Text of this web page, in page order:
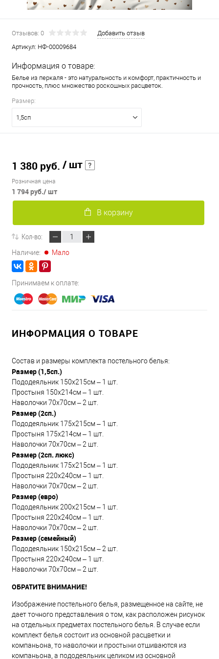
Отзывов: 0
Добавить отзыв
Артикул: НФ-00009684
Информация о товаре:
Белье из перкаля - это натуральность и комфорт, практичность и
прочность, плюс множество роскошных расцветок.
Размер:
1,5сп
1 380 руб. / шт
Розничная цена
1 794 руб./ шт
В корзину
Кол-во:
Наличие: Мало
Принимаем к оплате:
ИНФОРМАЦИЯ О ТОВАРЕ
Состав и размеры комплекта постельного белья:
Размер (1,5сп.)
Пододеяльник 150х215см – 1 шт.
Простыня 150х214см – 1 шт.
Наволочки 70х70см – 2 шт.
Размер (2сп.)
Пододеяльник 175х215см – 1 шт.
Простыня 175х214см – 1 шт.
Наволочки 70х70см – 2 шт.
Размер (2сп. люкс)
Пододеяльник 175х215см – 1 шт.
Простыня 220х240см – 1 шт.
Наволочки 70х70см – 2 шт.
Размер (евро)
Пододеяльник 200х215см – 1 шт.
Простыня 220х240см – 1 шт.
Наволочки 70х70см – 2 шт.
Размер (семейный)
Пододеяльник 150х215см – 2 шт.
Простыня 220х240см – 1 шт.
Наволочки 70х70см – 2 шт.
ОБРАТИТЕ ВНИМАНИЕ!
Изображение постельного белья, размещенное на сайте, не
дает точного представления о том, как расположен рисунок
на отдельных предметах постельного белья. В случае если
комплект белья состоит из основной расцветки и
компаньона, то наволочки и простыни отшиваются из
компаньона, а пододеяльник целиком из основной